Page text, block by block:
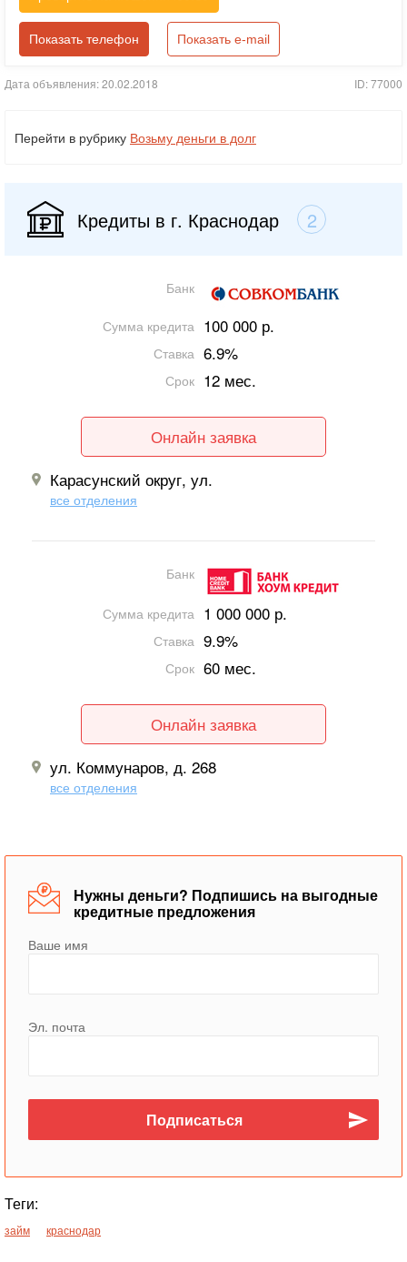
Показать телефон Показать e-mail
Дата объявления: 20.02.2018 ID: 77000
Перейти в рубрику Возьму деньги в долг
Кредиты в г. Краснодар 2
Банк
Сумма кредита 100 000 р.
Ставка 6.9%
Срок 12 мес.
Онлайн заявка
Карасунский округ, ул.
все отделения
Банк
Сумма кредита 1 000 000 р.
Ставка 9.9%
Срок 60 мес.
Онлайн заявка
ул. Коммунаров, д. 268
все отделения
Нужны деньги? Подпишись на выгодные
кредитные предложения
Ваше имя
Эл. почта
Теги:
займ краснодар